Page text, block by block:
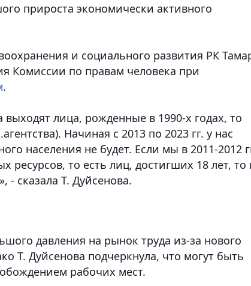
прироста экономически активного
и социального развития РК
Комиссии по правам человека при
.
лица, рожденные в 1990-х годах, то
Начиная с 2013 по 2023 гг. у нас
населения не будет. Если мы в 2011-2012
ресурсов, то есть лиц, достигших 18 лет, то
- сказала Т. Дуйсенова.
давления на рынок труда из-за нового
Т. Дуйсенова подчеркнула, что могут быть
рабочих мест.